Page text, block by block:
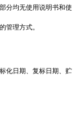
分均无使用说明书和使
管理方式。
化日期、复标日期、贮